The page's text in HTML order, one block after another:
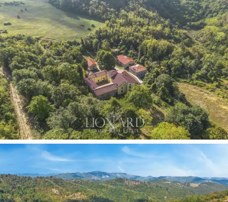
活，這裡是一片沉浸在托斯卡納起伏的山脈綠意
之中的綠洲。